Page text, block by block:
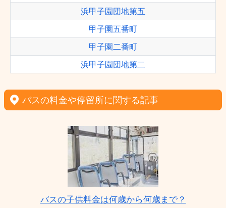
浜甲子園団地第五
甲子園五番町
甲子園二番町
浜甲子園団地第二
バスの料金や停留所に関する記事
バスの子供料金は何歳から何歳まで？